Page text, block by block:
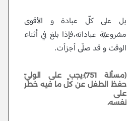
بل على كلّ عبادة و الأقوى
مشروعيّة عباداته،فإذا بلغ في أثناء
الوقت و قد صلّى أجزأت.
(مسألة 751):يجب على الوليّ
حفظ الطفل عن كلّ ما فيه خطر
على
نفسه،